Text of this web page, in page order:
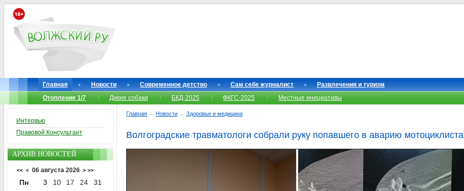
Главная Новости Современное детство Сам себе журналист
Развлечения и туризм
Отопление 1/7
Дикие собаки БКД-2025 ФКГС-2025 Местные инициативы
Главная → Новости → Здоровье и медицина
Волгоградские травматологи собрали руку попавшего в аварию мотоциклиста
Интервью
Правовой Консультант
АРХИВ НОВОСТЕЙ
<< < 06 августа 2026 > >>
Пн 3 10 17 24 31